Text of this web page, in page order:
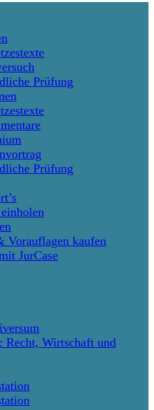
Prüfung
Prüfung
Vorauflagen kaufen
JurCase
Recht, Wirtschaft und